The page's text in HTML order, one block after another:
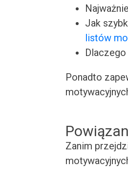
Jak
listów
Ponadto
Zanim